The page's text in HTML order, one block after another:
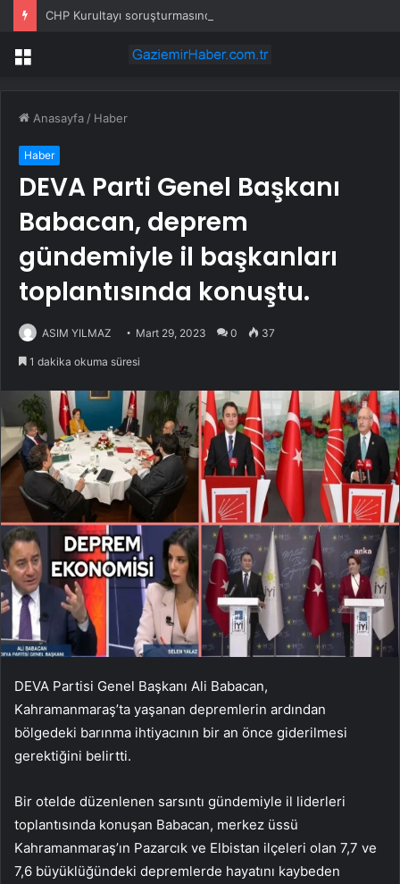
Menü
Anasayfa / Haber
Haber
DEVA Parti Genel Başkanı
Babacan, deprem
gündemiyle il başkanları
toplantısında konuştu.
ASIM YILMAZ Mart 29, 2023 0 37
1 dakika okuma süresi
DEVA Partisi Genel Başkanı Ali Babacan,
Kahramanmaraş’ta yaşanan depremlerin ardından
bölgedeki barınma ihtiyacının bir an önce giderilmesi
gerektiğini belirtti.
Bir otelde düzenlenen sarsıntı gündemiyle il liderleri
toplantısında konuşan Babacan, merkez üssü
Kahramanmaraş’ın Pazarcık ve Elbistan ilçeleri olan 7,7 ve
7,6 büyüklüğündeki depremlerde hayatını kaybeden